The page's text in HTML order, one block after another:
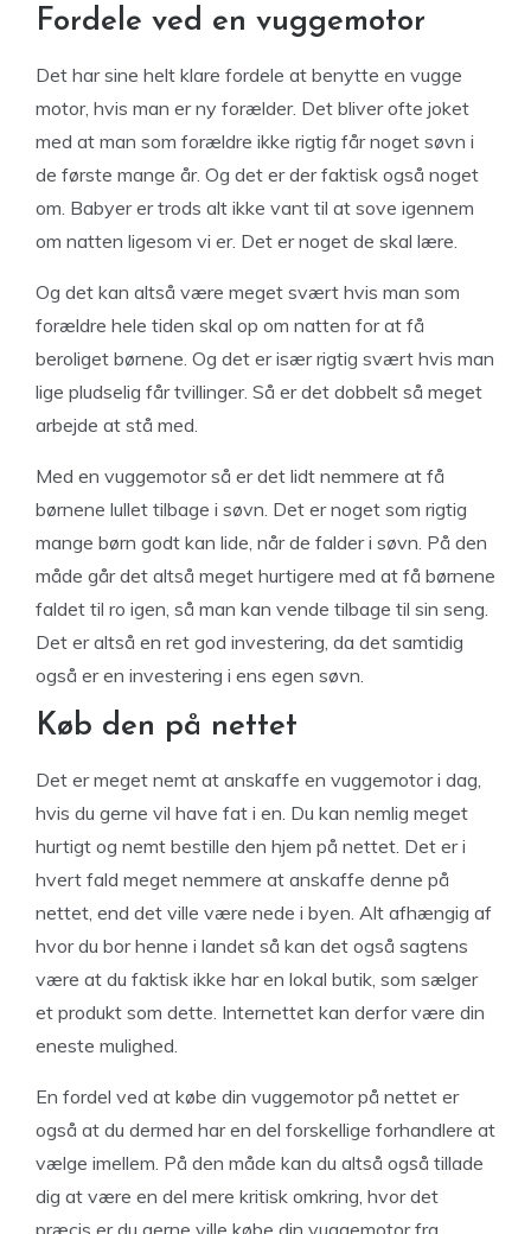
Fordele ved en vuggemotor
Det har sine helt klare fordele at benytte en vugge
motor, hvis man er ny forælder. Det bliver ofte joket
med at man som forældre ikke rigtig får noget søvn i
de første mange år. Og det er der faktisk også noget
om. Babyer er trods alt ikke vant til at sove igennem
om natten ligesom vi er. Det er noget de skal lære.
Og det kan altså være meget svært hvis man som
forældre hele tiden skal op om natten for at få
beroliget børnene. Og det er især rigtig svært hvis man
lige pludselig får tvillinger. Så er det dobbelt så meget
arbejde at stå med.
Med en vuggemotor så er det lidt nemmere at få
børnene lullet tilbage i søvn. Det er noget som rigtig
mange børn godt kan lide, når de falder i søvn. På den
måde går det altså meget hurtigere med at få børnene
faldet til ro igen, så man kan vende tilbage til sin seng.
Det er altså en ret god investering, da det samtidig
også er en investering i ens egen søvn.
Køb den på nettet
Det er meget nemt at anskaffe en vuggemotor i dag,
hvis du gerne vil have fat i en. Du kan nemlig meget
hurtigt og nemt bestille den hjem på nettet. Det er i
hvert fald meget nemmere at anskaffe denne på
nettet, end det ville være nede i byen. Alt afhængig af
hvor du bor henne i landet så kan det også sagtens
være at du faktisk ikke har en lokal butik, som sælger
et produkt som dette. Internettet kan derfor være din
eneste mulighed.
En fordel ved at købe din vuggemotor på nettet er
også at du dermed har en del forskellige forhandlere at
vælge imellem. På den måde kan du altså også tillade
dig at være en del mere kritisk omkring, hvor det
præcis er du gerne ville købe din vuggemotor fra.